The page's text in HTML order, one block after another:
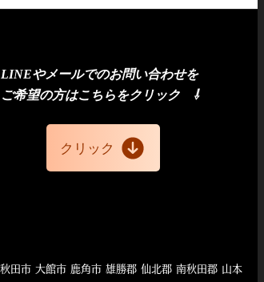
LINEやメールでのお問い合わせを
ご希望の方はこちら​をクリック ⇩
クリック
田市 大館市 鹿角市 雄勝郡 仙北郡 南秋田郡 山本